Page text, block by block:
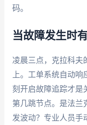
码。
当故障发生时
凌晨三点，克拉科夫
上。工单系统自动
刻开启故障追踪才是
第几跳节点。是法兰
发波动？专业人员手